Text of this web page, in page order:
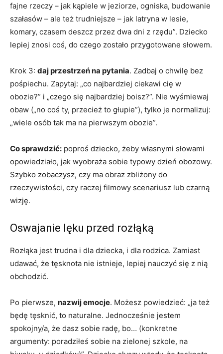
fajne rzeczy – jak kąpiele w jeziorze, ogniska, budowanie
szałasów – ale też trudniejsze – jak latryna w lesie,
komary, czasem deszcz przez dwa dni z rzędu”. Dziecko
lepiej znosi coś, do czego zostało przygotowane słowem.
Krok 3: daj przestrzeń na pytania. Zadbaj o chwilę bez
pośpiechu. Zapytaj: „co najbardziej ciekawi cię w
obozie?” i „czego się najbardziej boisz?”. Nie wyśmiewaj
obaw („no coś ty, przecież to głupie”), tylko je normalizuj:
„wiele osób tak ma na pierwszym obozie”.
Co sprawdzić: poproś dziecko, żeby własnymi słowami
opowiedziało, jak wyobraża sobie typowy dzień obozowy.
Szybko zobaczysz, czy ma obraz zbliżony do
rzeczywistości, czy raczej filmowy scenariusz lub czarną
wizję.
Oswajanie lęku przed rozłąką
Rozłąka jest trudna i dla dziecka, i dla rodzica. Zamiast
udawać, że tęsknota nie istnieje, lepiej nauczyć się z nią
obchodzić.
Po pierwsze, nazwij emocje. Możesz powiedzieć: „ja też
będę tęsknić, to naturalne. Jednocześnie jestem
spokojny/a, że dasz sobie radę, bo… (konkretne
argumenty: poradziłeś sobie na zielonej szkole, na